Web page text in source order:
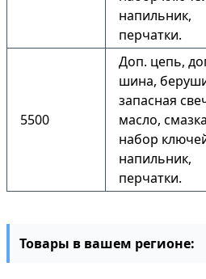
напильник,
перчатки.
5500
Доп. цепь,
шина,
запасная
масло,
набор
напильник,
перчатки.
Товары в вашем регионе: